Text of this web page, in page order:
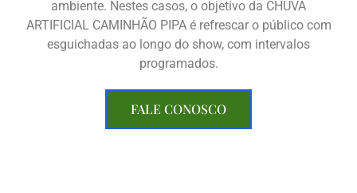
ambiente. Nestes casos, o objetivo da CHUVA
ARTIFICIAL CAMINHÃO PIPA é refrescar o público com
esguichadas ao longo do show, com intervalos
programados.
FALE CONOSCO